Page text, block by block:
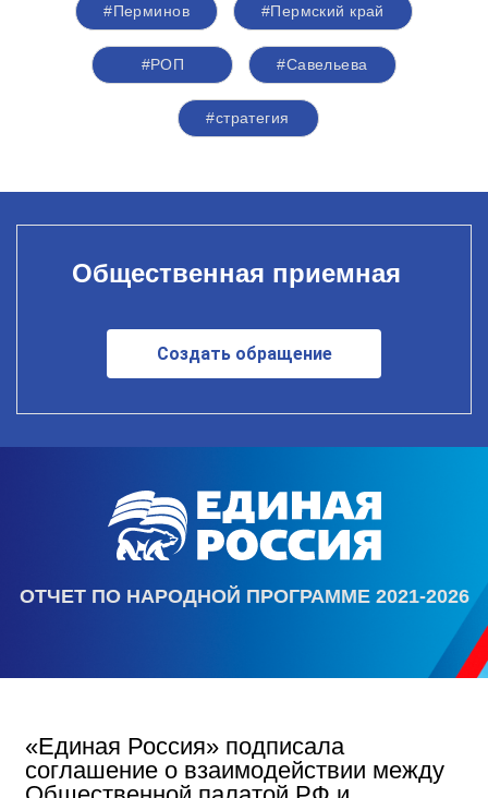
#Перминов #Пермский край
#РОП #Савельева
#стратегия
Общественная приемная
Создать обращение
ОТЧЕТ ПО НАРОДНОЙ ПРОГРАММЕ 2021-2026
«Единая Россия» подписала
соглашение о взаимодействии между